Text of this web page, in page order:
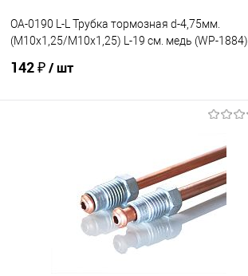
OA-0190 L-L Трубка тормозная d-4,75мм.
(М10х1,25/М10х1,25) L-19 см. медь (WP-1884)
142 ₽/ шт
Под заказ